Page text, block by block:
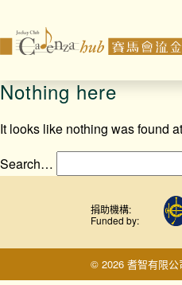
Nothing here
It looks like nothing was found
Search…
捐助機構:
Funded by:
© 2026 耆智有限